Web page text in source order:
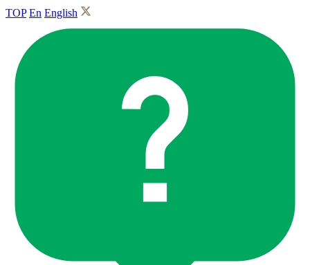
TOP En English